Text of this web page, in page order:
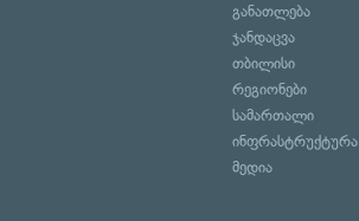
განათლება
ჯანდაცვა
თბილისი
რეგიონები
სამართალი
ინფრასტრუქტურა
მედია